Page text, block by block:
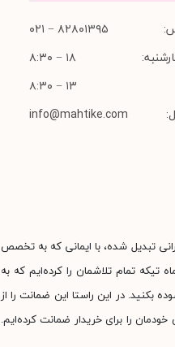
۸۲۸۰۱۳۹۵ − ۰۲۱
۱۸ − ۸:۳۰
۱۳ − ۸:۳۰
info@mahtike.com
تبدیل شده، با ایمانی که به تخصص
تیکه تمام تلاشمان را کرده‌ایم که به
بکنید. در این راستا این ضمانت را از
را برای خریدار ضمانت کرده‌ایم.